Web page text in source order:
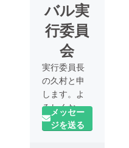
バル実
行委員
会
実行委員長
の久村と申
します。よ
ろしくお願
いいたしま
す。
メッセー
ジを送る